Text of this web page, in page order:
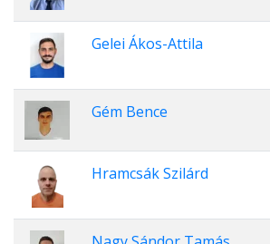
Gelei Ákos-Attila
Gém Bence
Hramcsák Szilárd